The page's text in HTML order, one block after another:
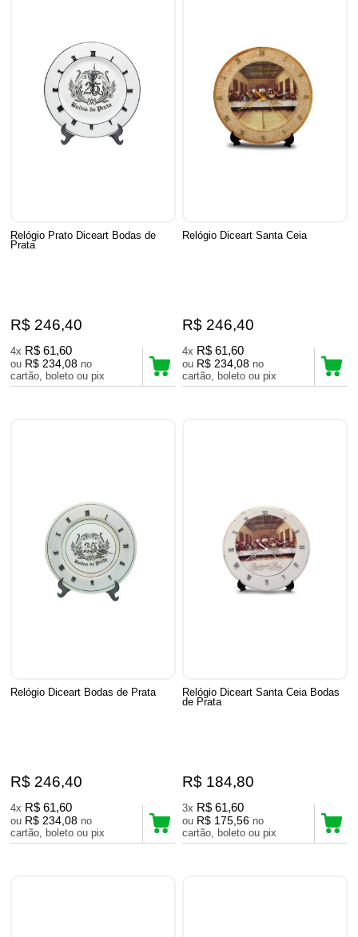
Relógio Prato Diceart Bodas de
Prata
R$ 246,40
4x R$ 61,60
ou R$ 234,08 no
cartão, boleto ou pix
Relógio Diceart Santa Ceia
R$ 246,40
4x R$ 61,60
ou R$ 234,08 no
cartão, boleto ou pix
Relógio Diceart Bodas de Prata
R$ 246,40
4x R$ 61,60
ou R$ 234,08 no
cartão, boleto ou pix
Relógio Diceart Santa Ceia Bodas
de Prata
R$ 184,80
3x R$ 61,60
ou R$ 175,56 no
cartão, boleto ou pix